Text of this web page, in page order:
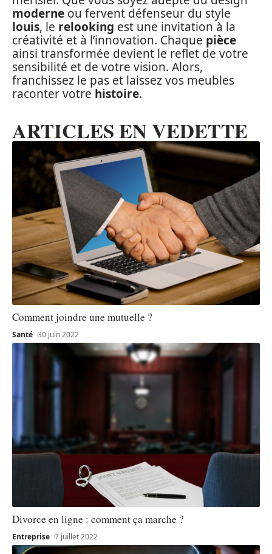
moderne ou fervent défenseur du style
louis, le relooking est une invitation à la
créativité et à l’innovation. Chaque pièce
ainsi transformée devient le reflet de votre
sensibilité et de votre vision. Alors,
franchissez le pas et laissez vos meubles
raconter votre histoire.
ARTICLES EN VEDETTE
Comment joindre une mutuelle ?
Santé 30 juin 2022
Divorce en ligne : comment ça marche ?
Entreprise 7 juillet 2022